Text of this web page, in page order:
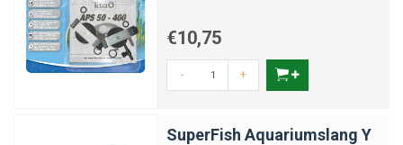
€10,75
- +
SuperFish Aquariumslang Y